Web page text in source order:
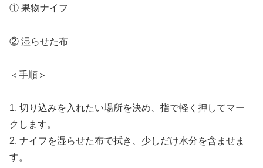
① 果物ナイフ
② 湿らせた布
＜手順＞
1. 切り込みを入れたい場所を決め、指で軽く押してマー
クします。
2. ナイフを湿らせた布で拭き、少しだけ水分を含ませま
す。